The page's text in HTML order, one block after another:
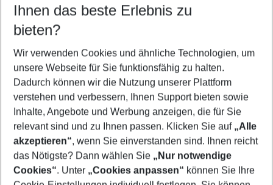
Reisezeitraum wählen
11.08.26– 09.08.27 5-8 Nächte
2 Erwachsene Keine Kinder
Mehr Filter anzeigen
Footer
Footer navigation
Ihnen das beste Erlebnis zu
bieten?
Wir verwenden Cookies und ähnliche Technologien, um
unsere Webseite für Sie funktionsfähig zu halten.
Dadurch können wir die Nutzung unserer Plattform
verstehen und verbessern, Ihnen Support bieten sowie
Inhalte, Angebote und Werbung anzeigen, die für Sie
relevant sind und zu Ihnen passen. Klicken Sie auf „Alle
akzeptieren“, wenn Sie einverstanden sind. Ihnen reicht
das Nötigste? Dann wählen Sie „Nur notwendige
Cookies“. Unter „Cookies anpassen“ können Sie Ihre